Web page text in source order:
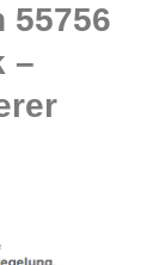
55756
–